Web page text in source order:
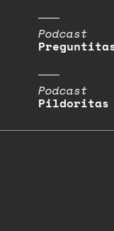
Podcast
Podcast
Pildoritas